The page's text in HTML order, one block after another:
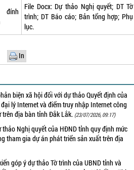
đính
File Docx: Dự thảo Nghị quyết; DT Tờ
trình; DT Báo cáo; Bản tổng hợp; Phụ
lục.
In
biện xã hội đối với dự thảo Quyết định của
lý Internet và điểm truy nhập Internet công
địa bàn tỉnh Đắk Lắk. (23/07/2026, 09:17)
Nghị quyết của HĐND tỉnh quy định mức
tham gia dự án phát triển sản xuất trên địa
góp ý dự thảo Tờ trình của UBND tỉnh và